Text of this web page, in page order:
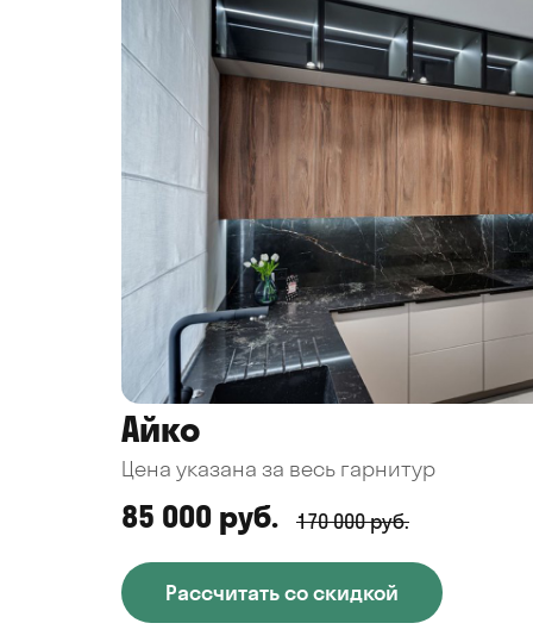
Айко
Цена указана за весь гарнитур
85 000 руб. 170 000 руб.
Рассчитать со скидкой